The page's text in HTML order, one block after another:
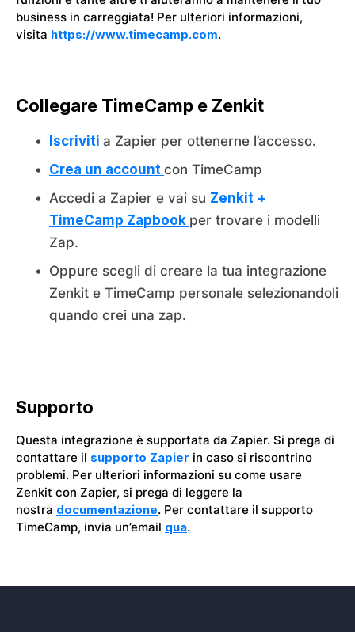
business in carreggiata! Per ulteriori informazioni,
visita https://www.timecamp.com.
Collegare TimeCamp e Zenkit
Iscriviti a Zapier per ottenerne l’accesso.
Crea un account con TimeCamp
Accedi a Zapier e vai su Zenkit +
TimeCamp Zapbook per trovare i modelli
Zap.
Oppure scegli di creare la tua integrazione
Zenkit e TimeCamp personale selezionandoli
quando crei una zap.
Supporto
Questa integrazione è supportata da Zapier. Si prega di
contattare il supporto Zapier in caso si riscontrino
problemi. Per ulteriori informazioni su come usare
Zenkit con Zapier, si prega di leggere la
nostra documentazione. Per contattare il supporto
TimeCamp, invia un’email qua.